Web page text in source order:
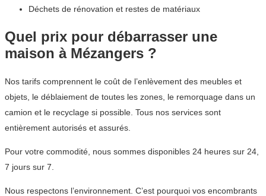
Déchets de rénovation et restes de matériaux
Quel prix pour débarrasser une
maison à Mézangers ?
Nos tarifs comprennent le coût de l’enlèvement des meubles et
objets, le déblaiement de toutes les zones, le remorquage dans un
camion et le recyclage si possible. Tous nos services sont
entièrement autorisés et assurés.
Pour votre commodité, nous sommes disponibles 24 heures sur 24,
7 jours sur 7.
Nous respectons l’environnement. C’est pourquoi vos encombrants